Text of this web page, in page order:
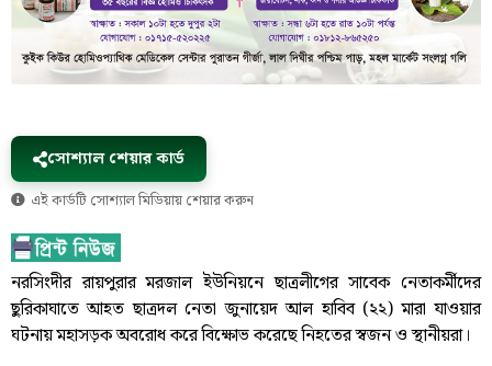
সোশ্যাল শেয়ার কার্ড
এই কার্ডটি সোশ্যাল মিডিয়ায় শেয়ার করুন
নরসিংদীর রায়পুরার মরজাল ইউনিয়নে ছাত্রলীগের সাবেক নেতাকর্মীদের
ছুরিকাঘাতে আহত ছাত্রদল নেতা জুনায়েদ আল হাবিব (২২) মারা যাওয়ার
ঘটনায় মহাসড়ক অবরোধ করে বিক্ষোভ করেছে নিহতের স্বজন ও স্থানীয়রা।